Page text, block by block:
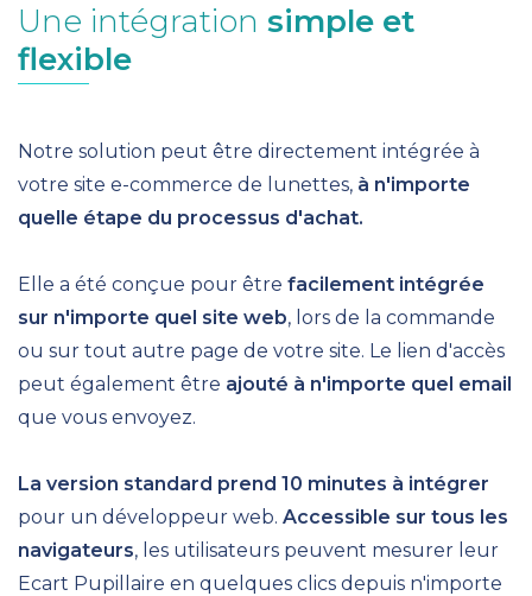
Une intégration simple et
flexible
Notre solution peut être directement intégrée à
votre site e-commerce de lunettes, à n'importe
quelle étape du processus d'achat.
Elle a été conçue pour être facilement intégrée
sur n'importe quel site web, lors de la commande
ou sur tout autre page de votre site. Le lien d'accès
peut également être ajouté à n'importe quel email
que vous envoyez.
La version standard prend 10 minutes à intégrer
pour un développeur web. Accessible sur tous les
navigateurs, les utilisateurs peuvent mesurer leur
Ecart Pupillaire en quelques clics depuis n'importe